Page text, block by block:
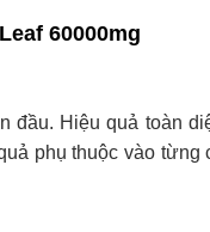
60000mg
Hiệu quả toàn
phụ thuộc vào từng